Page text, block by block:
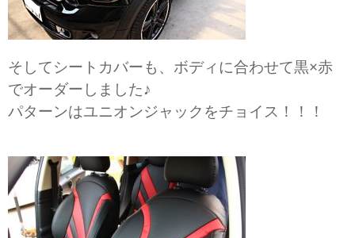
そしてシートカバーも、ボディに合わせて黒×赤
でオーダーしました♪
パターンはユニオンジャックをチョイス！！！